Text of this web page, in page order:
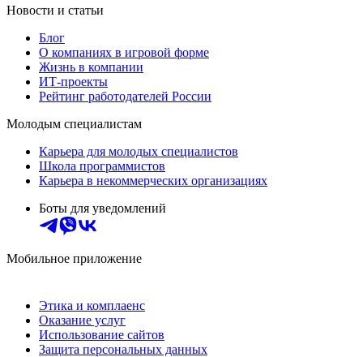
Новости и статьи
Блог
О компаниях в игровой форме
Жизнь в компании
ИТ-проекты
Рейтинг работодателей России
Молодым специалистам
Карьера для молодых специалистов
Школа программистов
Карьера в некоммерческих организациях
Боты для уведомлений
Мобильное приложение
Этика и комплаенс
Оказание услуг
Использование сайтов
Защита персональных данных